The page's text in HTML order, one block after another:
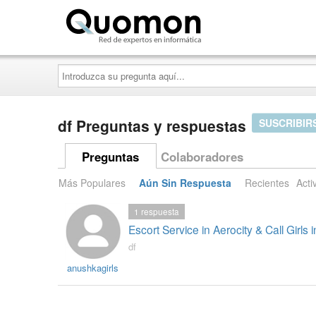
Introduzca
su
pregunta
aquí...
df Preguntas y respuestas
Preguntas Colaboradores
Más Populares Aún Sin Respuesta Recientes
anushkagirls
Escort Service in Aerocity & Call
1 respuesta
df